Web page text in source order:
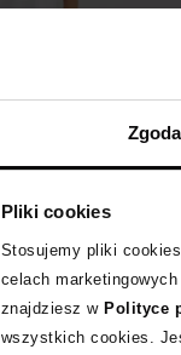
Zgoda
Pliki cookies
Stosujemy pliki
celach
znajdziesz w Polityce
wszystkich cookies.